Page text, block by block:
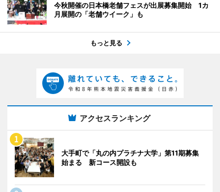
今秋開催の日本橋老舗フェスが出展募集開始 1カ
月展開の「老舗ウイーク」も
もっと見る
アクセスランキング
大手町で「丸の内プラチナ大学」第11期募集
始まる 新コース開設も